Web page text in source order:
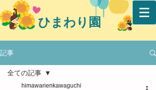
ひまわり園
記事
全ての記事
himawarienkawaguchi